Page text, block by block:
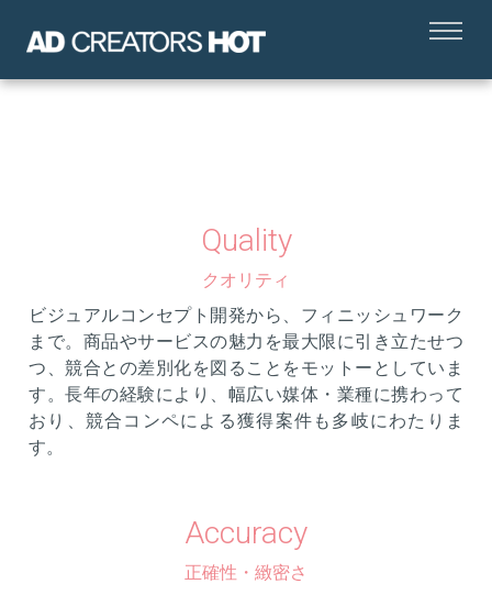
Quality
クオリティ
ビジュアルコンセプト開発から、フィニッシュワーク
まで。商品やサービスの魅力を最大限に引き立たせつ
つ、競合との差別化を図ることをモットーとしていま
す。長年の経験により、幅広い媒体・業種に携わって
おり、競合コンペによる獲得案件も多岐にわたりま
す。
Accuracy
正確性・緻密さ